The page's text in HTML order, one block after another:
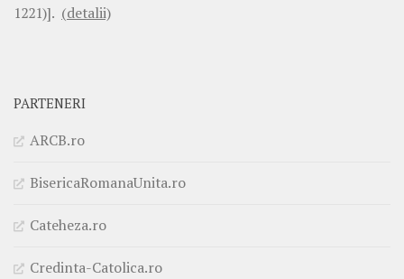
1221)]. (detalii)
PARTENERI
ARCB.ro
BisericaRomanaUnita.ro
Cateheza.ro
Credinta-Catolica.ro